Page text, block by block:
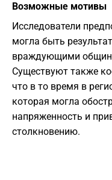
Возможные мотивы
Исследователи
могла быть
враждующими
Существуют также
что в то время в
которая могла
напряженность и
столкновению.